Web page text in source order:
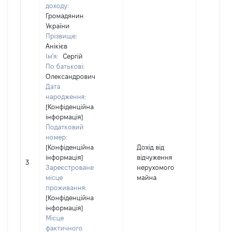
3
доходу:
Громадянин
України
Прізвище:
Анікієв
Ім'я:
Сергій
По батькові:
Олександрович
Дата
народження:
[Конфіденційна
інформація]
Податковий
номер:
[Конфіденційна
інформація]
Зареєстроване
місце
проживання:
[Конфіденційна
інформація]
Місце
фактичного
Дохід від
відчуження
нерухомого
майна